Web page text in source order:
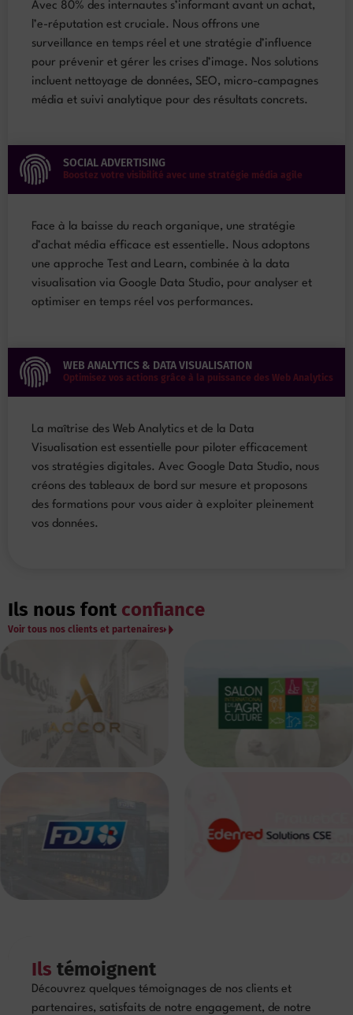
Avec 80% des internautes s’informant avant un achat,
l’e-réputation est cruciale. Nous offrons une
surveillance en temps réel et une stratégie d’influence
pour prévenir et gérer les crises d’image. Nos solutions
incluent nettoyage de données, SEO, micro-campagnes
média et suivi analytique pour des résultats concrets.
SOCIAL ADVERTISING
Boostez votre visibilité avec une stratégie média agile
Face à la baisse du reach organique, une stratégie
d’achat média efficace est essentielle. Nous adoptons
une approche Test and Learn, combinée à la data
visualisation via Google Data Studio, pour analyser et
optimiser en temps réel vos performances.
WEB ANALYTICS & DATA VISUALISATION
Optimisez vos actions grâce à la puissance des Web Analytics
La maîtrise des Web Analytics et de la Data
Visualisation est essentielle pour piloter efficacement
vos stratégies digitales. Avec Google Data Studio, nous
créons des tableaux de bord sur mesure et proposons
des formations pour vous aider à exploiter pleinement
vos données.
Ils nous font confiance
Voir tous nos clients et partenaires
Ils témoignent
Découvrez quelques témoignages de nos clients et
partenaires, satisfaits de notre engagement, de notre